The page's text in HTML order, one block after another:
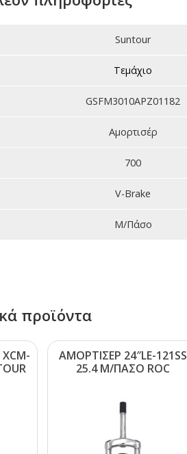
Suntour
Τεμάχιο
GSFM3010APZ01182
Αμορτισέρ
700
V-Brake
Μ/Πάσο
προϊόντα
ΧCΜ-
ΑΜΟΡΤΙΣΕΡ 24″LΕ-121SS
25.4 Μ/ΠΑΣΟ RΟC